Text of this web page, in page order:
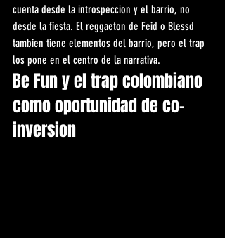
cuenta desde la introspeccion y el barrio, no
desde la fiesta. El reggaeton de Feid o Blessd
tambien tiene elementos del barrio, pero el trap
los pone en el centro de la narrativa.
Be Fun y el trap colombiano
como oportunidad de co-
inversion